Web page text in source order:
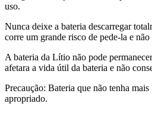
uso.
Nunca deixe a bateria descarregar
corre um grande risco de pede-la e
A bateria da Lítio não pode
afetara a vida útil da bateria e não
Precaução: Bateria que não tenha
apropriado.